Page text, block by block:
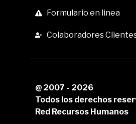
Formulario en linea
Colaboradores
@ 2007 - 2026
Todos los derechos
Red Recursos Humanos